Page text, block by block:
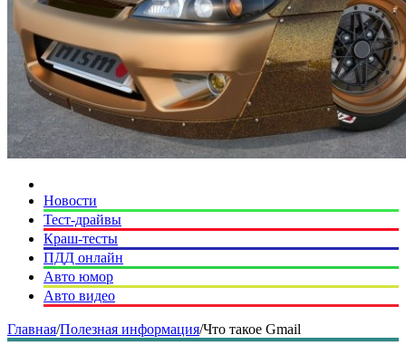
Новости
Тест-драйвы
Краш-тесты
ПДД онлайн
Авто юмор
Авто видео
Главная/Полезная информация/Что такое Gmail